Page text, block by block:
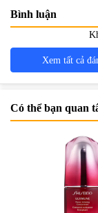
Bình luận
Xem tất cả
Có thể bạn quan